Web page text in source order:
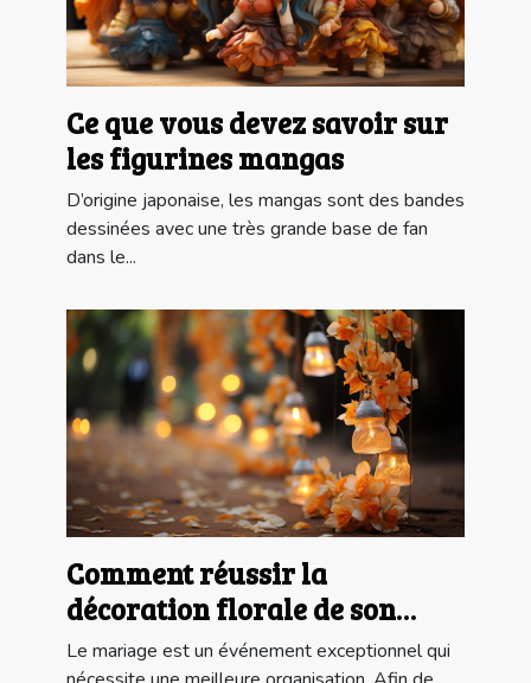
Ce que vous devez savoir sur
les figurines mangas
D’origine japonaise, les mangas sont des bandes
dessinées avec une très grande base de fan
dans le...
Comment réussir la
décoration florale de son
événement de mariage ?
Le mariage est un événement exceptionnel qui